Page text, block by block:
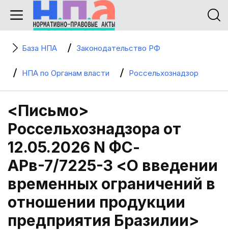
База НПА Законодательство РФ
НПА по Органам власти Россельхознадзор
<Письмо>
Россельхознадзора от
12.05.2026 N ФС-
АРв-7/7225-3 <О введении
временных ограничений в
отношении продукции
предприятия Бразилии>